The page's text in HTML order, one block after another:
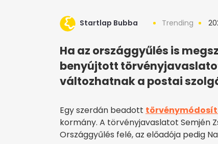
Startlap Bubba Trending
Ha az országgyűlés is
benyújtott
változhatnak a postai
Egy szerdán beadott
kormány. A törvényjavaslatot Semjén
Országgyűlés felé, az előadója pedig